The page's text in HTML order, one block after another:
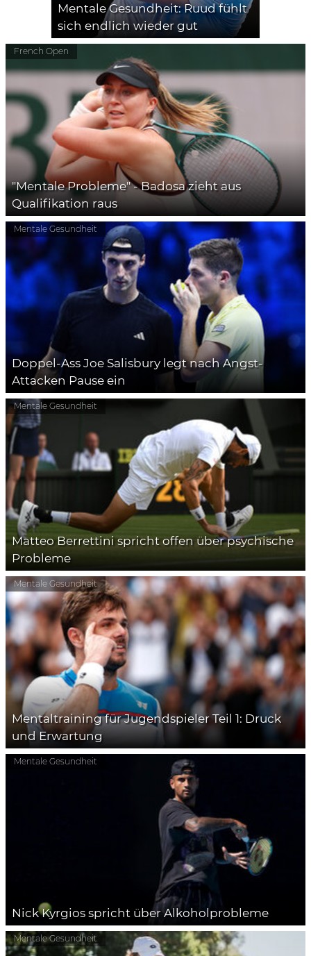
Mentale Gesundheit: Ruud fühlt
sich endlich wieder gut
French Open
"Mentale Probleme" - Badosa zieht aus
Qualifikation raus
Mentale Gesundheit
Doppel-Ass Joe Salisbury legt nach Angst-
Attacken Pause ein
Mentale Gesundheit
Matteo Berrettini spricht offen über psychische
Probleme
Mentale Gesundheit
Mentaltraining für Jugendspieler Teil 1: Druck
und Erwartung
Mentale Gesundheit
Nick Kyrgios spricht über Alkoholprobleme
Mentale Gesundheit